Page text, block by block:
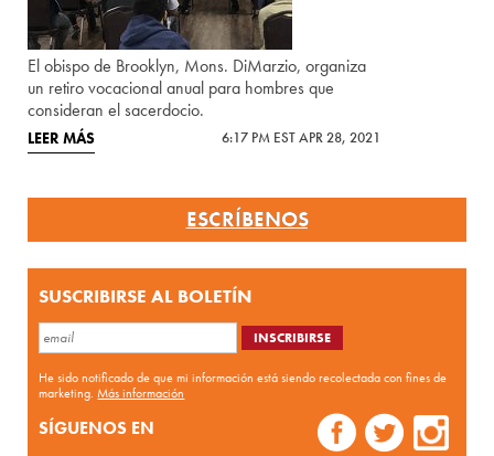
El obispo de Brooklyn, Mons. DiMarzio, organiza
un retiro vocacional anual para hombres que
consideran el sacerdocio.
LEER MÁS 6:17 PM EST APR 28, 2021
ESCRÍBENOS
SUSCRIBIRSE AL BOLETÍN
He sido notificado de que mi información está siendo recolectada con fines de
marketing.Más información
SÍGUENOS EN